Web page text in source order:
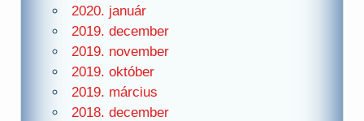
2020. január
2019. december
2019. november
2019. október
2019. március
2018. december